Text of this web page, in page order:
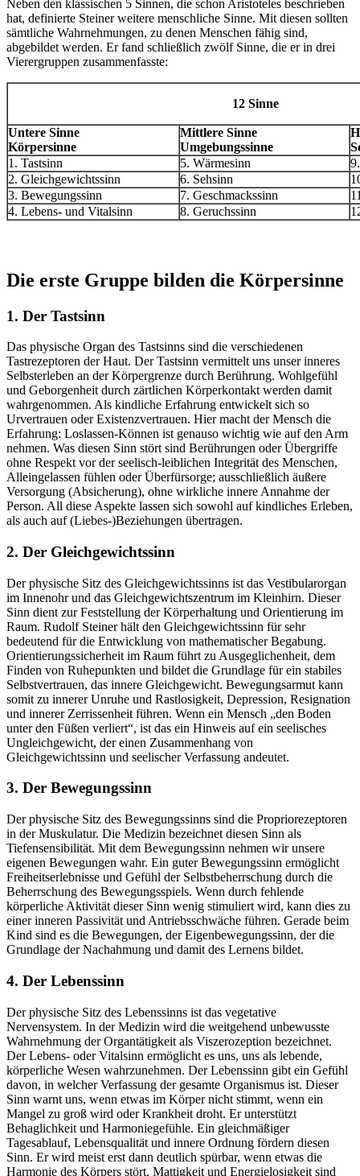
Neben den klassischen 5 Sinnen, die schon Aristoteles beschrieben
hat, definierte Steiner weitere menschliche Sinne. Mit diesen sollten
sämtliche Wahrnehmungen, zu denen Menschen fähig sind,
abgebildet werden. Er fand schließlich zwölf Sinne, die er in drei
Vierergruppen zusammenfasste:
12 Sinne
Untere Sinne
Körpersinne
Mittlere Sinne
Umgebungssinne
1. Tastsinn
5. Wärmesinn
2. Gleichgewichtssinn
6. Sehsinn
3. Bewegungssinn
7. Geschmackssinn
4. Lebens- und Vitalsinn
8. Geruchssinn
Die erste Gruppe bilden die Körpersinne
1. Der Tastsinn
Das physische Organ des Tastsinns sind die verschiedenen
Tastrezeptoren der Haut. Der Tastsinn vermittelt uns unser inneres
Selbsterleben an der Körpergrenze durch Berührung. Wohlgefühl
und Geborgenheit durch zärtlichen Körperkontakt werden damit
wahrgenommen. Als kindliche Erfahrung entwickelt sich so
Urvertrauen oder Existenzvertrauen. Hier macht der Mensch die
Erfahrung: Loslassen-Können ist genauso wichtig wie auf den Arm
nehmen. Was diesen Sinn stört sind Berührungen oder Übergriffe
ohne Respekt vor der seelisch-leiblichen Integrität des Menschen,
Alleingelassen fühlen oder Überfürsorge; ausschließlich äußere
Versorgung (Absicherung), ohne wirkliche innere Annahme der
Person. All diese Aspekte lassen sich sowohl auf kindliches Erleben,
als auch auf (Liebes-)Beziehungen übertragen.
2. Der Gleichgewichtssinn
Der physische Sitz des Gleichgewichtssinns ist das Vestibularorgan
im Innenohr und das Gleichgewichtszentrum im Kleinhirn. Dieser
Sinn dient zur Feststellung der Körperhaltung und Orientierung im
Raum. Rudolf Steiner hält den Gleichgewichtssinn für sehr
bedeutend für die Entwicklung von mathematischer Begabung.
Orientierungssicherheit im Raum führt zu Ausgeglichenheit, dem
Finden von Ruhepunkten und bildet die Grundlage für ein stabiles
Selbstvertrauen, das innere Gleichgewicht. Bewegungsarmut kann
somit zu innerer Unruhe und Rastlosigkeit, Depression, Resignation
und innerer Zerrissenheit führen. Wenn ein Mensch „den Boden
unter den Füßen verliert“, ist das ein Hinweis auf ein seelisches
Ungleichgewicht, der einen Zusammenhang von
Gleichgewichtssinn und seelischer Verfassung andeutet.
3. Der Bewegungssinn
Der physische Sitz des Bewegungssinns sind die Propriorezeptoren
in der Muskulatur. Die Medizin bezeichnet diesen Sinn als
Tiefensensibilität. Mit dem Bewegungssinn nehmen wir unsere
eigenen Bewegungen wahr. Ein guter Bewegungssinn ermöglicht
Freiheitserlebnisse und Gefühl der Selbstbeherrschung durch die
Beherrschung des Bewegungsspiels. Wenn durch fehlende
körperliche Aktivität dieser Sinn wenig stimuliert wird, kann dies zu
einer inneren Passivität und Antriebsschwäche führen. Gerade beim
Kind sind es die Bewegungen, der Eigenbewegungssinn, der die
Grundlage der Nachahmung und damit des Lernens bildet.
4. Der Lebenssinn
Der physische Sitz des Lebenssinns ist das vegetative
Nervensystem. In der Medizin wird die weitgehend unbewusste
Wahrnehmung der Organtätigkeit als Viszerozeption bezeichnet.
Der Lebens- oder Vitalsinn ermöglicht es uns, uns als lebende,
körperliche Wesen wahrzunehmen. Der Lebenssinn gibt ein Gefühl
davon, in welcher Verfassung der gesamte Organismus ist. Dieser
Sinn warnt uns, wenn etwas im Körper nicht stimmt, wenn ein
Mangel zu groß wird oder Krankheit droht. Er unterstützt
Behaglichkeit und Harmoniegefühle. Ein gleichmäßiger
Tagesablauf, Lebensqualität und innere Ordnung fördern diesen
Sinn. Er wird meist erst dann deutlich spürbar, wenn etwas die
Harmonie des Körpers stört. Mattigkeit und Energielosigkeit sind